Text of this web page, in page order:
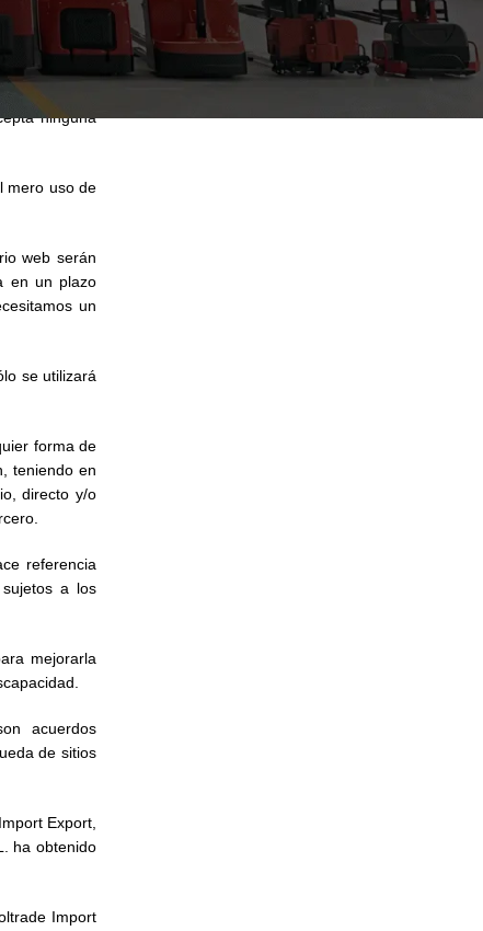
pérdidas
como
campos
por
ninguna
mero uso de
web serán
en un plazo
un
se utilizará
forma de
teniendo en
directo y/o
referencia
a los
mejorarla
acuerdos
de sitios
Export,
ha obtenido
Import